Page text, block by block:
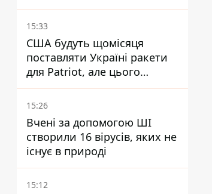
15:33
США будуть щомісяця
поставляти Україні ракети
для Patriot, але цього
недостатньо - Зеленський
15:26
Вчені за допомогою ШІ
створили 16 вірусів, яких не
існує в природі
15:12